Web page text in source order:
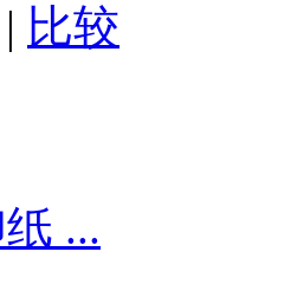
| 比较
...